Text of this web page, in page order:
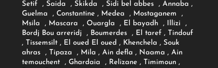
Setif , Saida , Skikda , Sidi bel abbes , Annaba ,
Guelma , Constantine , Medea , Mostaganem ,
Msila , Mascara , Ouargla , El bayadh , Illizi ,
Bordj Bou arreridj , Boumerdes , El taref , Tindouf
, Tissemsilt , El oued El oued , Khenchela , Souk
ahras , Tipaza , Mila , Ain defla , Naama , Ain
temouchent , Ghardaia , Relizane , Timimoun ,